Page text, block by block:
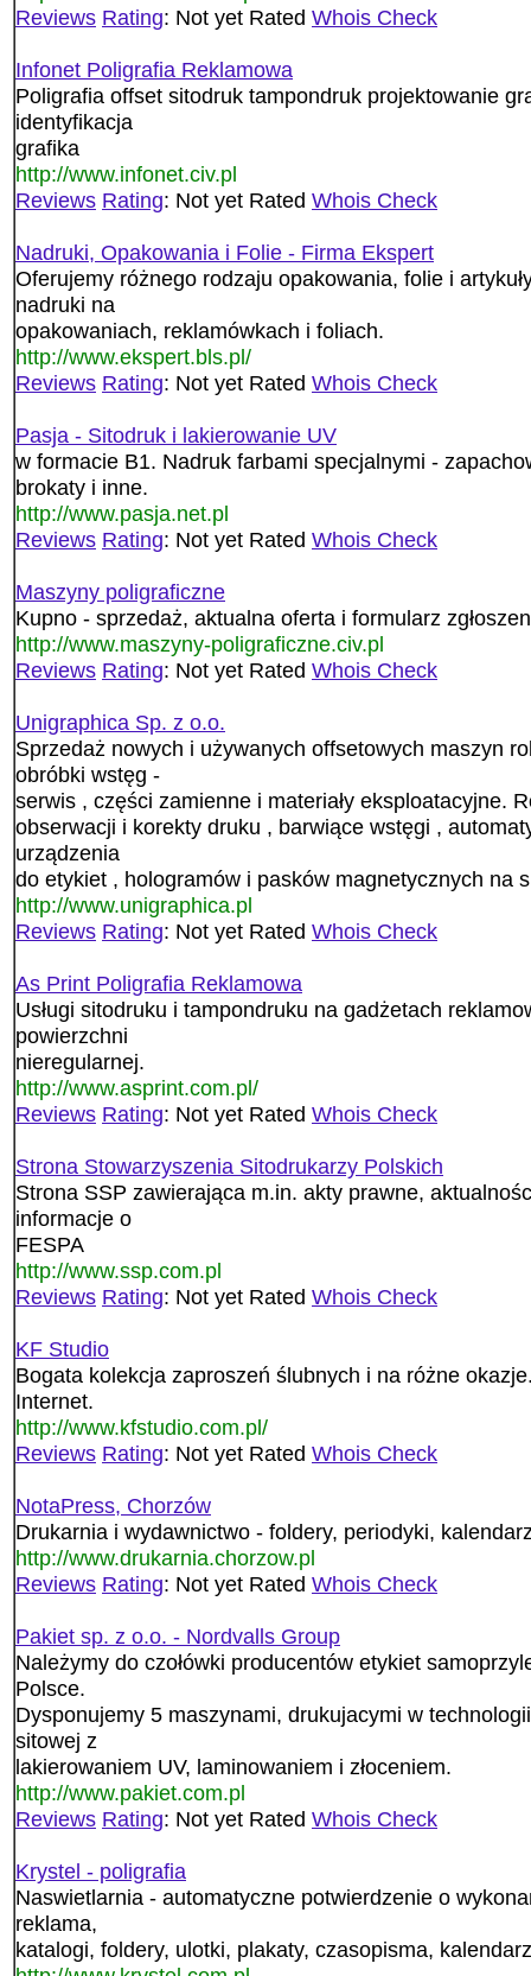
Reviews Rating: Not yet Rated Whois Check
Infonet Poligrafia Reklamowa
Poligrafia offset sitodruk tampondruk projektowanie
identyfikacja
grafika
http://www.infonet.civ.pl
Reviews Rating: Not yet Rated Whois Check
Nadruki, Opakowania i Folie - Firma Ekspert
Oferujemy różnego rodzaju opakowania, folie i
nadruki na
opakowaniach, reklamówkach i foliach.
http://www.ekspert.bls.pl/
Reviews Rating: Not yet Rated Whois Check
Pasja - Sitodruk i lakierowanie UV
w formacie B1. Nadruk farbami specjalnymi -
brokaty i inne.
http://www.pasja.net.pl
Reviews Rating: Not yet Rated Whois Check
Maszyny poligraficzne
Kupno - sprzedaż, aktualna oferta i formularz
http://www.maszyny-poligraficzne.civ.pl
Reviews Rating: Not yet Rated Whois Check
Unigraphica Sp. z o.o.
Sprzedaż nowych i używanych offsetowych maszyn
obróbki wstęg -
serwis , części zamienne i materiały eksploatacyjne.
obserwacji i korekty druku , barwiące wstęgi ,
urządzenia
do etykiet , hologramów i pasków magnetycznych na
http://www.unigraphica.pl
Reviews Rating: Not yet Rated Whois Check
As Print Poligrafia Reklamowa
Usługi sitodruku i tampondruku na gadżetach
powierzchni
nieregularnej.
http://www.asprint.com.pl/
Reviews Rating: Not yet Rated Whois Check
Strona Stowarzyszenia Sitodrukarzy Polskich
Strona SSP zawierająca m.in. akty prawne,
informacje o
FESPA
http://www.ssp.com.pl
Reviews Rating: Not yet Rated Whois Check
KF Studio
Bogata kolekcja zaproszeń ślubnych i na różne
Internet.
http://www.kfstudio.com.pl/
Reviews Rating: Not yet Rated Whois Check
NotaPress, Chorzów
Drukarnia i wydawnictwo - foldery, periodyki,
http://www.drukarnia.chorzow.pl
Reviews Rating: Not yet Rated Whois Check
Pakiet sp. z o.o. - Nordvalls Group
Należymy do czołówki producentów etykiet
Polsce.
Dysponujemy 5 maszynami, drukujacymi w
sitowej z
lakierowaniem UV, laminowaniem i złoceniem.
http://www.pakiet.com.pl
Reviews Rating: Not yet Rated Whois Check
Krystel - poligrafia
Naswietlarnia - automatyczne potwierdzenie o
reklama,
katalogi, foldery, ulotki, plakaty, czasopisma,